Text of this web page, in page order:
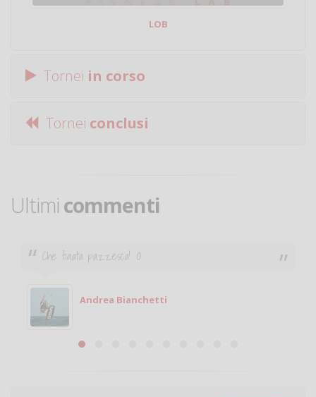
LOB
Tornei in corso
Tornei conclusi
Ultimi commenti
Ciao. Sono a Treviglio da poco e vorrei tornare a
giocare. Se sei in zona e puoi giocare fammi sapere.
Michele
Michele Miglionico